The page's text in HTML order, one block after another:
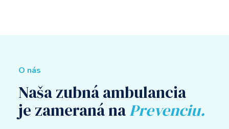
O nás
Naša zubná ambulancia
je zameraná naPrevenciu.